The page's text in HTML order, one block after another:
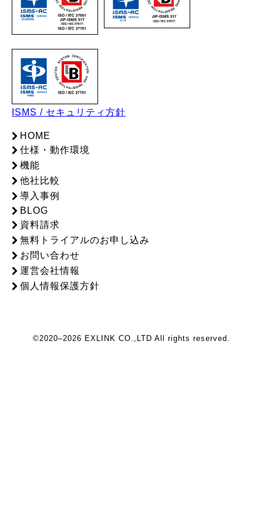
ISMS / セキュリティ方針
HOME
仕様・動作環境
機能
他社比較
導入事例
BLOG
資料請求
無料トライアルのお申し込み
お問い合わせ
運営会社情報
個人情報保護方針
©2020–2026 EXLINK CO.,LTD All rights reserved.